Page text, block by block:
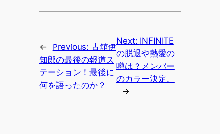
← Previous: 古舘伊
知郎の最後の報道ス
テーション！最後に
何を語ったのか？
Next: INFINITE
の脱退や熱愛の
噂は？メンバー
のカラー決定。
→